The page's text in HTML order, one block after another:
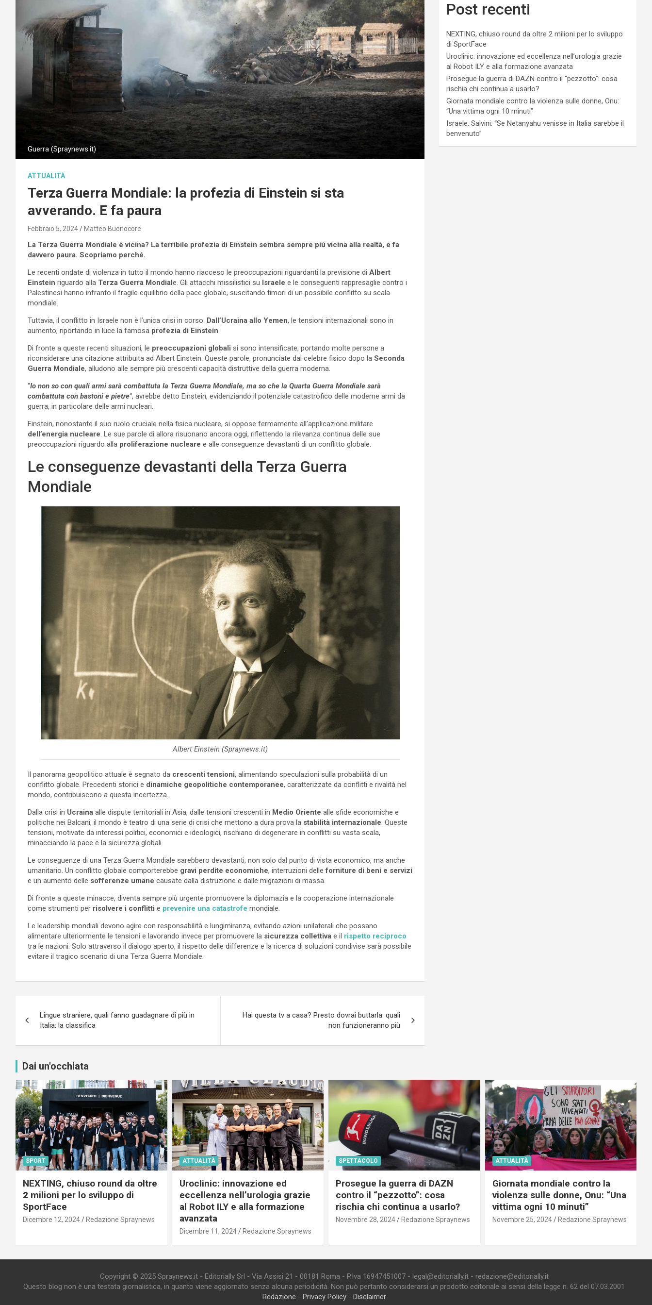
Guerra (Spraynews.it)
ATTUALITÀ
Terza Guerra Mondiale: la profezia di Einstein si sta
avverando. E fa paura
Febbraio 5, 2024 Matteo Buonocore
La Terza Guerra Mondiale è vicina? La terribile profezia di Einstein sembra sempre più vicina alla realtà, e fa
davvero paura. Scopriamo perché.
Le recenti ondate di violenza in tutto il mondo hanno riacceso le preoccupazioni riguardanti la previsione di Albert
Einstein riguardo alla Terza Guerra Mondiale. Gli attacchi missilistici su Israele e le conseguenti rappresaglie contro i
Palestinesi hanno infranto il fragile equilibrio della pace globale, suscitando timori di un possibile conflitto su scala
mondiale.
Tuttavia, il conflitto in Israele non è l’unica crisi in corso. Dall’Ucraina allo Yemen, le tensioni internazionali sono in
aumento, riportando in luce la famosa profezia di Einstein
Di fronte a queste recenti situazioni, le preoccupazioni globali si sono intensificate, portando molte persone a
riconsiderare una citazione attribuita ad Albert Einstein. Queste parole, pronunciate dal celebre fisico dopo la Seconda
Guerra Mondiale, alludono alle sempre più crescenti capacità distruttive della guerra moderna.
“Io non so con quali armi sarà combattuta la Terza Guerra Mondiale, ma so che la Quarta Guerra Mondiale sarà
combattuta con bastoni e pietre“, avrebbe detto Einstein, evidenziando il potenziale catastrofico delle moderne armi da
guerra, in particolare delle armi nucleari.
Einstein, nonostante il suo ruolo cruciale nella fisica nucleare, si oppose fermamente all’applicazione militare
dell’energia nucleare . Le sue parole di allora risuonano ancora oggi, riflettendo la rilevanza continua delle sue
preoccupazioni riguardo alla proliferazione nucleare e alle conseguenze devastanti di un conflitto globale.
Le conseguenze devastanti della Terza Guerra
Mondiale
Albert Einstein (Spraynews.it)
Il panorama geopolitico attuale è segnato da crescenti tensioni, alimentando speculazioni sulla probabilità di un
conflitto globale. Precedenti storici e dinamiche geopolitiche contemporanee, caratterizzate da conflitti e rivalità nel
mondo, contribuiscono a questa incertezza.
Dalla crisi in Ucraina alle dispute territoriali in Asia, dalle tensioni crescenti in Medio Oriente alle sfide economiche e
politiche nei Balcani, il mondo è teatro di una serie di crisi che mettono a dura prova la stabilità internazionale . Queste
tensioni, motivate da interessi politici, economici e ideologici, rischiano di degenerare in conflitti su vasta scala,
minacciando la pace e la sicurezza globali.
Le conseguenze di una Terza Guerra Mondiale sarebbero devastanti, non solo dal punto di vista economico, ma anche
umanitario. Un conflitto globale comporterebbe gravi perdite economiche, interruzioni delle forniture di beni e servizi
e un aumento delle sofferenze umane causate dalla distruzione e dalle migrazioni di massa.
Di fronte a queste minacce, diventa sempre più urgente promuovere la diplomazia e la cooperazione internazionale
come strumenti per risolvere i conflitti e prevenire una catastrofe mondiale.
Le leadership mondiali devono agire con responsabilità e lungimiranza, evitando azioni unilaterali che possano
alimentare ulteriormente le tensioni e lavorando invece per promuovere la sicurezza collettiva e il rispetto reciproco
tra le nazioni. Solo attraverso il dialogo aperto, il rispetto delle differenze e la ricerca di soluzioni condivise sarà possibile
evitare il tragico scenario di una Terza Guerra Mondiale.
articoli
Lingue straniere, quali fanno guadagnare di più in
Italia: la classifica
Hai questa tv a casa? Presto dovrai buttarla: quali
non funzioneranno più
Post recenti
NEXTING, chiuso round da oltre 2 milioni per lo sviluppo
di SportFace
Uroclinic: innovazione ed eccellenza nell’urologia grazie
al Robot ILY e alla formazione avanzata
Prosegue la guerra di DAZN contro il “pezzotto”: cosa
rischia chi continua a usarlo?
Giornata mondiale contro la violenza sulle donne, Onu:
“Una vittima ogni 10 minuti”
Israele, Salvini: “Se Netanyahu venisse in Italia sarebbe il
benvenuto”
Dai un'occhiata
SPORT
NEXTING, chiuso round da oltre
2 milioni per lo sviluppo di
SportFace
Dicembre 12, 2024 Redazione Spraynews
ATTUALITÀ
Uroclinic: innovazione ed
eccellenza nell’urologia grazie
al Robot ILY e alla formazione
avanzata
Dicembre 11, 2024 Redazione Spraynews
SPETTACOLO
Prosegue la guerra di DAZN
contro il “pezzotto”: cosa
rischia chi continua a usarlo?
Novembre 28, 2024 Redazione Spraynews
ATTUALITÀ
Giornata mondiale contro la
violenza sulle donne, Onu: “Una
vittima ogni 10 minuti”
Novembre 25, 2024 Redazione Spraynews
Copyright © 2025 Spraynews.it - Editorially Srl - Via Assisi 21 - 00181 Roma - P.Iva 16947451007 - legal@editorially.it - redazione@editorially.it
Questo blog non è una testata giornalistica, in quanto viene aggiornato senza alcuna periodicità. Non può pertanto considerarsi un prodotto editoriale ai sensi della legge n. 62 del 07.03.2001
Redazione - Privacy Policy- Disclaimer